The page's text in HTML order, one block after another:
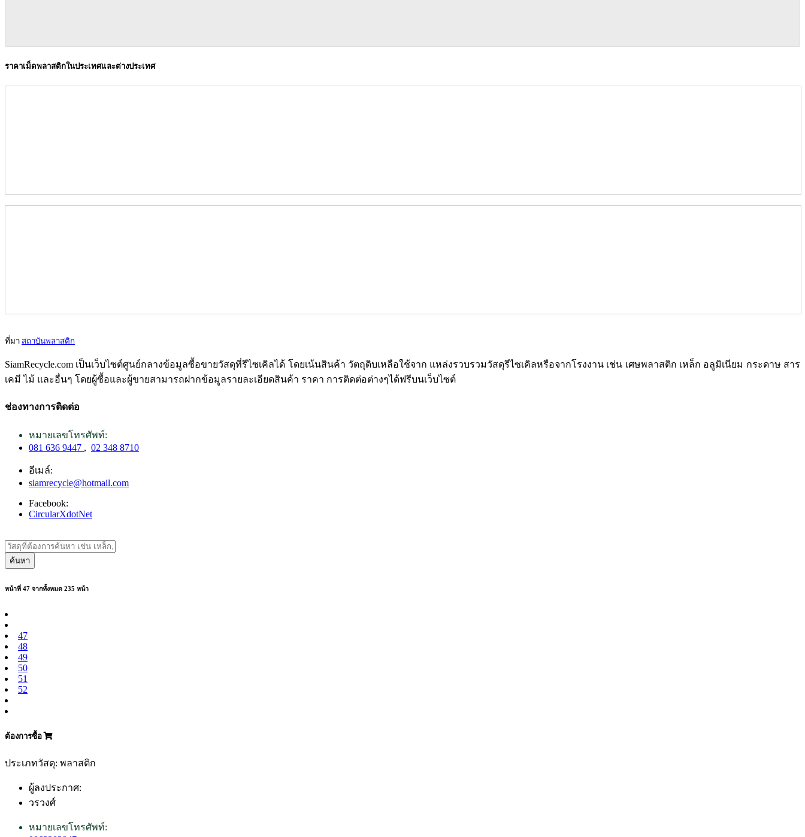
ราคาเม็ดพลาสติกในประเทศและต่างประเทศ
ที่มา สถาบันพลาสติก
SiamRecycle.com เป็นเว็บไซต์ศูนย์กลางข้อมูลซื้อขายวัสดุที่รีไซเคิลได้ โดยเน้นสินค้า วัตถุดิบเหลือใช้จาก แหล่งรวบรวมวัสดุรีไซเคิลหรือจากโรงงาน เช่น เศษพลาสติก เหล็ก อลูมิเนียม กระดาษ สาร
เคมี ไม้ และอื่นๆ โดยผู้ซื้อและผู้ขายสามารถฝากข้อมูลรายละเอียดสินค้า ราคา การติดต่อต่างๆได้ฟรีบนเว็บไซต์
ช่องทางการติดต่อ
หมายเลขโทรศัพท์:
081 636 9447 , 02 348 8710
อีเมล์:
siamrecycle@hotmail.com
Facebook:
CircularXdotNet
ค้นหา
หน้าที่ 47 จากทั้งหมด 235 หน้า
47
48
49
50
51
52
ต้องการซื้อ
ประเภทวัสดุ: พลาสติก
ผู้ลงประกาศ:
วรวงศ์
หมายเลขโทรศัพท์: